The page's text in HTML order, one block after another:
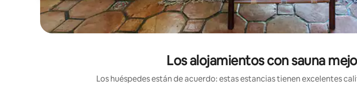
Los alojamientos con sauna
Los huéspedes están de acuerdo: estas estancias tienen excelentes